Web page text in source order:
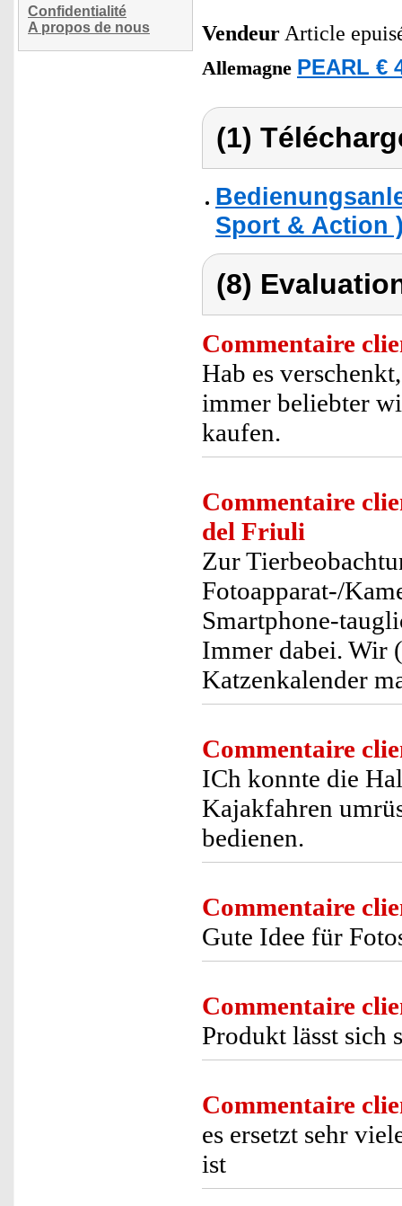
Confidentialité
A propos de nous
Vendeur Article
Allemagne PEARL €
(1)
Sport & Action
(8)
Commentaire
Hab es
immer beliebter
kaufen.
Commentaire
del Friuli
Zur
Fotoapparat-/
Smartphone-
Immer dabei. Wir
Katzenkalender
Commentaire
ICh konnte die
Kajakfahren
bedienen.
Commentaire
Gute Idee für
Commentaire
Produkt lässt sich
Commentaire
es ersetzt sehr
ist